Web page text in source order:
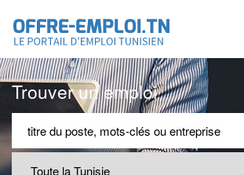
Trouver un emploi